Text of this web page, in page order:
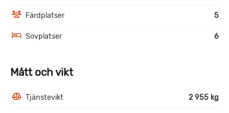
Färdplatser 5
Sovplatser 6
Mått och vikt
Tjänstevikt 2 955 kg